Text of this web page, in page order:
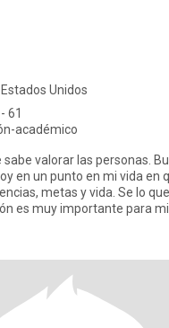
Unidos
61
académico
las personas. Busco lo positivo
vida. Se lo que busco en una
es muy importante para mi